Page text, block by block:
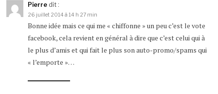
Pierre dit :
26 juillet 2014 à 14 h 27 min
Bonne idée mais ce qui me « chiffonne » un peu c’est le vote
facebook, cela revient en général à dire que c’est celui qui à
le plus d’amis et qui fait le plus son auto-promo/spams qui
« l’emporte »…